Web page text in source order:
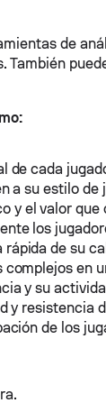
de
de cada
a su estilo de
y el valor que
los
de su
en
y su
y resistencia
de los